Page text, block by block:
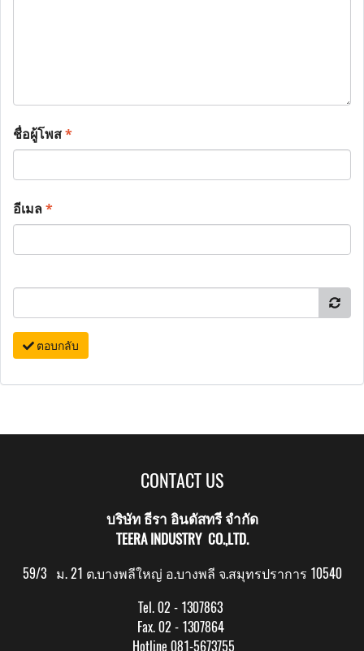
ชื่อผู้โพส*
อีเมล*
ตอบกลับ
CONTACT US
บริษัท ธีรา อินดัสทรี จำกัด
TEERA INDUSTRY CO.,LTD.
59/3 ม. 21 ต.บางพลีใหญ่ อ.บางพลี จ.สมุทรปราการ 10540
Tel. 02 - 1307863
Fax. 02 - 1307864
Hotline 081-5673755